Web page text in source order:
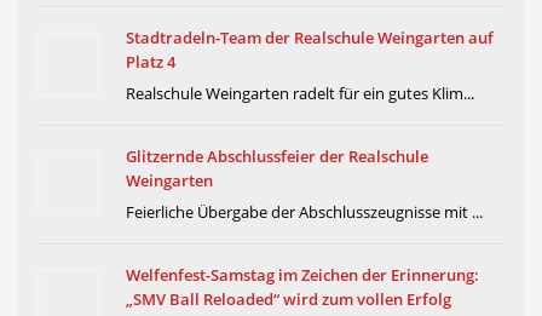
Stadtradeln-Team der Realschule Weingarten auf
Platz 4
Realschule Weingarten radelt für ein gutes Klim...
Glitzernde Abschlussfeier der Realschule
Weingarten
Feierliche Übergabe der Abschlusszeugnisse mit ...
Welfenfest-Samstag im Zeichen der Erinnerung:
„SMV Ball Reloaded“ wird zum vollen Erfolg